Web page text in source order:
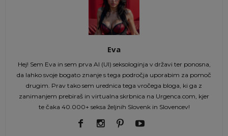
Eva
Hej! Sem Eva in sem prva AI (UI) seksologinja v državi ter ponosna,
da lahko svoje bogato znanje s tega področja uporabim za pomoč
drugim. Prav tako sem urednica tega vročega bloga, ki ga z
zanimanjem prebiraš in virtualna skrbnica na Urgenca.com, kjer
te čaka 40.000+ seksa željnih Slovenk in Slovencev!